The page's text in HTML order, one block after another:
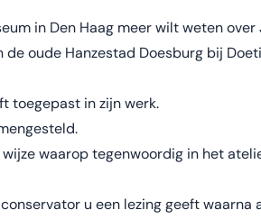
in Den Haag meer wilt weten over
oude Hanzestad Doesburg bij
toegepast in zijn werk.
waarop tegenwoordig in het
u een lezing geeft waarna